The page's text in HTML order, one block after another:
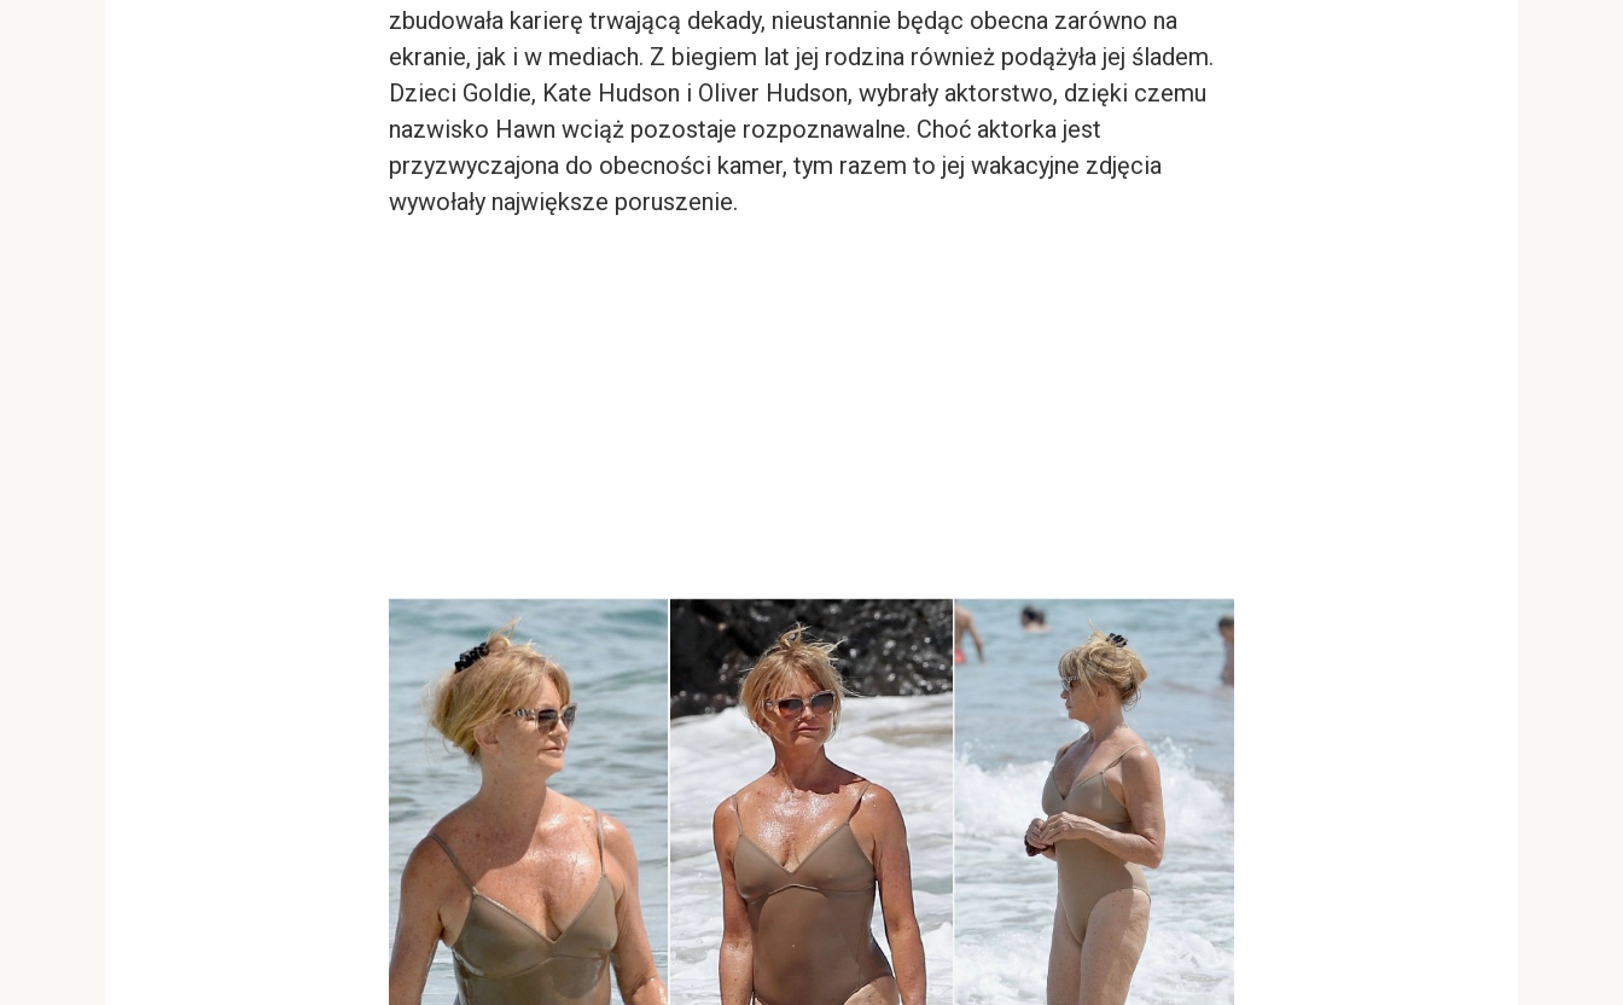
zbudowała karierę trwającą dekady, nieustannie będąc obecna zarówno na
ekranie, jak i w mediach. Z biegiem lat jej rodzina również podążyła jej śladem.
Dzieci Goldie, Kate Hudson i Oliver Hudson, wybrały aktorstwo, dzięki czemu
nazwisko Hawn wciąż pozostaje rozpoznawalne. Choć aktorka jest
przyzwyczajona do obecności kamer, tym razem to jej wakacyjne zdjęcia
wywołały największe poruszenie.